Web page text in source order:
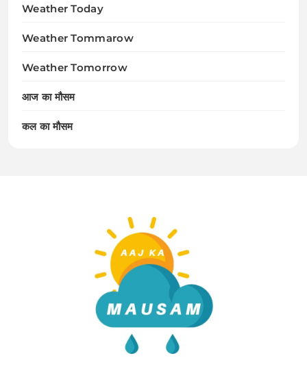
Weather Today
Weather Tommarow
Weather Tomorrow
आज का मौसम
कल का मौसम